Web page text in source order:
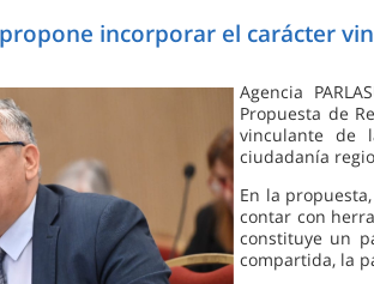
incorporar el carácter
Agencia
Propuesta de
vinculante de
ciudadanía
En la
contar con
constituye un
compartida, la